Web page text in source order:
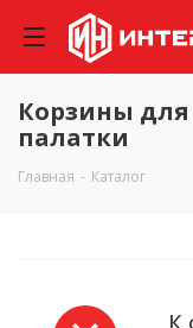
Корзины
палатки
Главная - Каталог
К